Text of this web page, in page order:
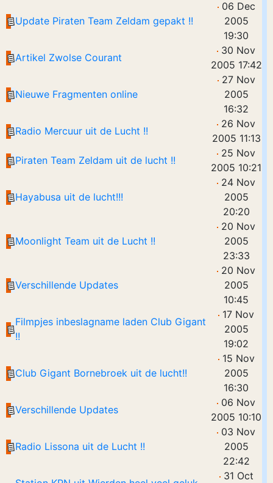
Update Piraten Team Zeldam gepakt !!
06 Dec
2005
19:30
Artikel Zwolse Courant
30 Nov
2005 17:42
Nieuwe Fragmenten online
27 Nov
2005
16:32
Radio Mercuur uit de Lucht !!
26 Nov
2005 11:13
Piraten Team Zeldam uit de lucht !!
25 Nov
2005 10:21
Hayabusa uit de lucht!!!
24 Nov
2005
20:20
Moonlight Team uit de Lucht !!
20 Nov
2005
23:33
Verschillende Updates
20 Nov
2005
10:45
Filmpjes inbeslagname laden Club Gigant
!!
17 Nov
2005
19:02
Club Gigant Bornebroek uit de lucht!!
15 Nov
2005
16:30
Verschillende Updates
06 Nov
2005 10:10
Radio Lissona uit de Lucht !!
03 Nov
2005
22:42
31 Oct